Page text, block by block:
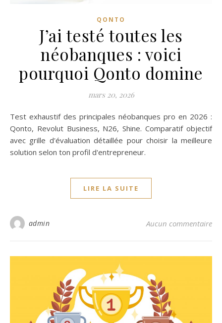
QONTO
J’ai testé toutes les
néobanques : voici
pourquoi Qonto domine
mars 20, 2026
Test exhaustif des principales néobanques pro en 2026 :
Qonto, Revolut Business, N26, Shine. Comparatif objectif
avec grille d'évaluation détaillée pour choisir la meilleure
solution selon ton profil d'entrepreneur.
LIRE LA SUITE
admin Aucun commentaire